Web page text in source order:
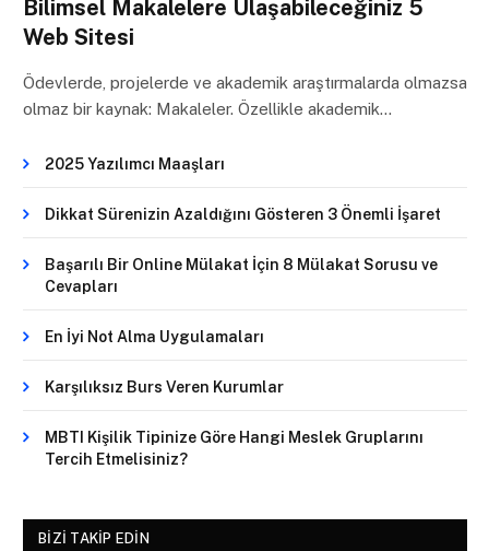
Bilimsel Makalelere Ulaşabileceğiniz 5
Web Sitesi
Ödevlerde, projelerde ve akademik araştırmalarda olmazsa
olmaz bir kaynak: Makaleler. Özellikle akademik…
2025 Yazılımcı Maaşları
Dikkat Sürenizin Azaldığını Gösteren 3 Önemli İşaret
Başarılı Bir Online Mülakat İçin 8 Mülakat Sorusu ve
Cevapları
En İyi Not Alma Uygulamaları
Karşılıksız Burs Veren Kurumlar
MBTI Kişilik Tipinize Göre Hangi Meslek Gruplarını
Tercih Etmelisiniz?
BIZI TAKIP EDIN